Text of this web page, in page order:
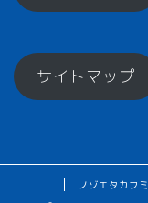
サイトマップ
ノゾエタカフ